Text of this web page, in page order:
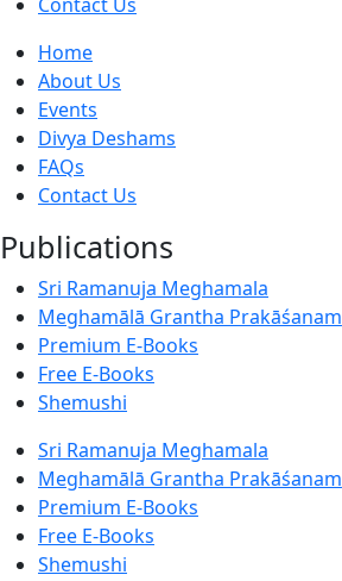
Home
About Us
Events
Divya Deshams
FAQs
Contact Us
Publications
Sri Ramanuja Meghamala
Meghamālā Grantha Prakāśanam
Premium E-Books
Free E-Books
Shemushi
Sri Ramanuja Meghamala
Meghamālā Grantha Prakāśanam
Premium E-Books
Free E-Books
Shemushi